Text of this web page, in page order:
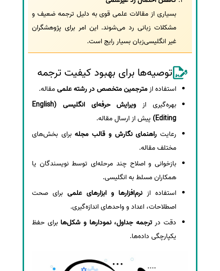
بسیاری از مقالات علمی قوی به دلیل ترجمه ضعیف و
مشکلات زبانی رد می‌شوند. این امر برای پژوهشگران
غیر انگلیسی‌زبان بسیار رایج است.
توصیه‌ها برای بهبود کیفیت ترجمه
استفاده ازمترجمین متخصص در رشته علمیمقاله.
بهره‌گیری از
ویرایش حرفه‌ای انگلیسی (English
Editing) پیش از ارسال مقاله.
رعایت راهنمای نگارش و قالب مجلهبرای بخش‌های
مختلف مقاله.
بازخوانی و اصلاح چند مرحله‌ای توسط نویسندگان یا
همکاران مسلط به انگلیسی.
استفاده از نرم‌افزارها و ابزارهای علمی برای صحت
اصطلاحات، اعداد و واحدهای اندازه‌گیری.
دقت درترجمه جداول، نمودارها و شکل‌ها برای حفظ
یکپارچگی داده‌ها.